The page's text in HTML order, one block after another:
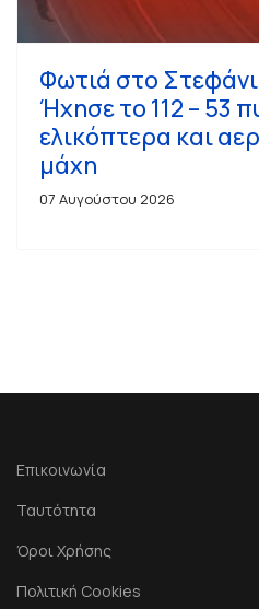
Φωτιά στο
Ήχησε το 112 – 53
ελικόπτερα και
μάχη
07 Αυγούστου 2026
Επικοινωνία
Ταυτότητα
Όροι Χρήσης
Πολιτική Cookies